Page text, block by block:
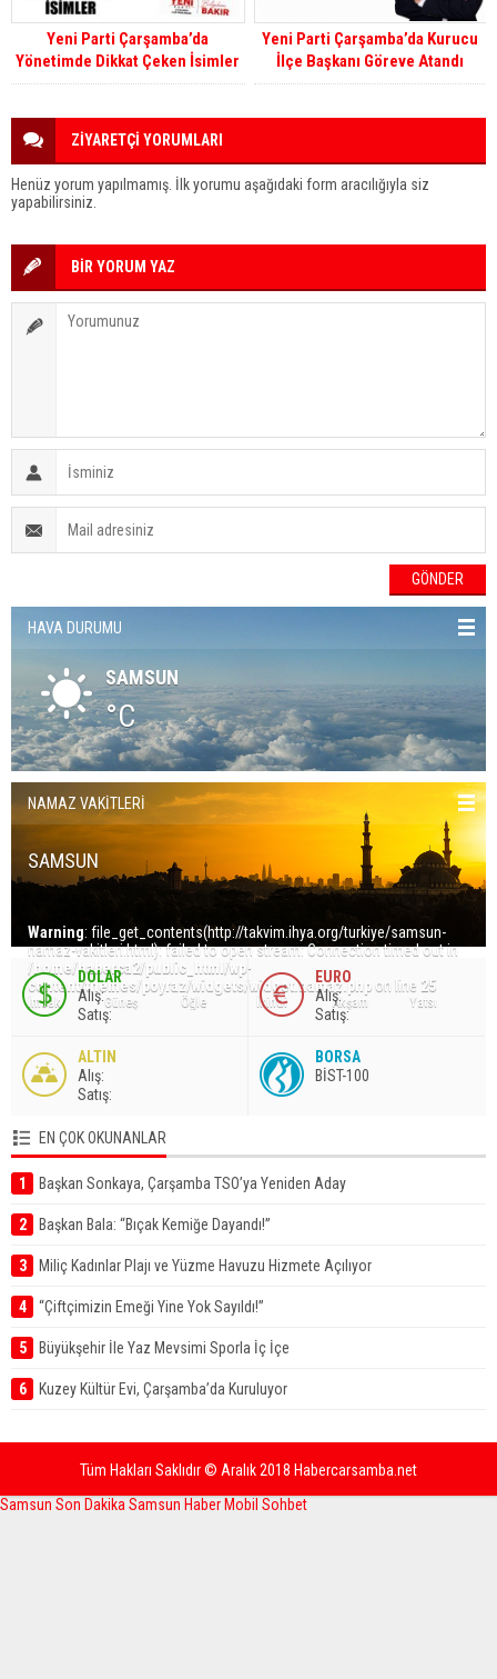
Yeni Parti Çarşamba’da
Yönetimde Dikkat Çeken İsimler
Yeni Parti Çarşamba’da Kurucu
İlçe Başkanı Göreve Atandı
ZİYARETÇİ YORUMLARI
Henüz yorum yapılmamış. İlk yorumu aşağıdaki form aracılığıyla siz
yapabilirsiniz.
BİR YORUM YAZ
HAVA DURUMU
SAMSUN
°C
NAMAZ VAKİTLERİ
SAMSUN
Warning: file_get_contents(http://takvim.ihya.org/turkiye/samsun-
namaz-vakitleri.html): failed to open stream: Connection timed out in
/home/haberca2/public_html/wp-
content/themes/poyraz/widgets/widget.namaz.php on line 25
İmsak Güneş Öğle İkindi Akşam Yatsı
DOLAR
Alış:
Satış:
EURO
Alış:
Satış:
ALTIN
Alış:
Satış:
BORSA
BİST-100
EN ÇOK OKUNANLAR
1 Başkan Sonkaya, Çarşamba TSO’ya Yeniden Aday
2 Başkan Bala: “Bıçak Kemiğe Dayandı!”
3 Miliç Kadınlar Plajı ve Yüzme Havuzu Hizmete Açılıyor
4 “Çiftçimizin Emeği Yine Yok Sayıldı!”
5 Büyükşehir İle Yaz Mevsimi Sporla İç İçe
6 Kuzey Kültür Evi, Çarşamba’da Kuruluyor
Tüm Hakları Saklıdır © Aralık 2018 Habercarsamba.net
Samsun Son DakikaSamsun Haber Mobil Sohbet